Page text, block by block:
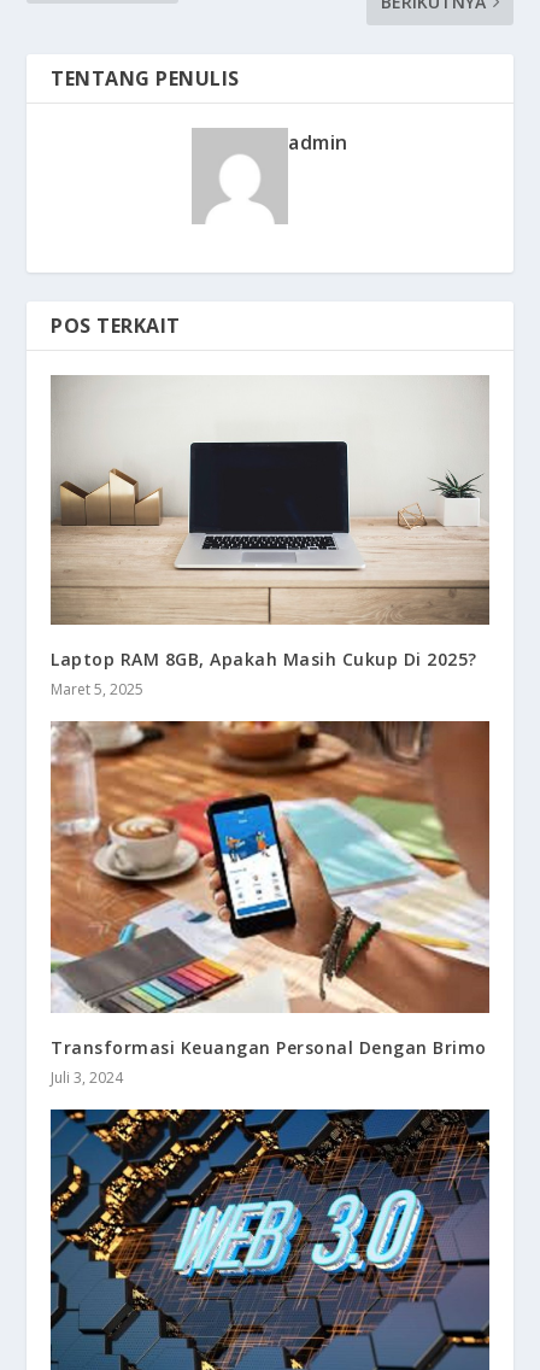
TENTANG PENULIS
admin
POS TERKAIT
Laptop RAM 8GB, Apakah Masih Cukup Di 2025?
Maret 5, 2025
Transformasi Keuangan Personal Dengan Brimo
Juli 3, 2024